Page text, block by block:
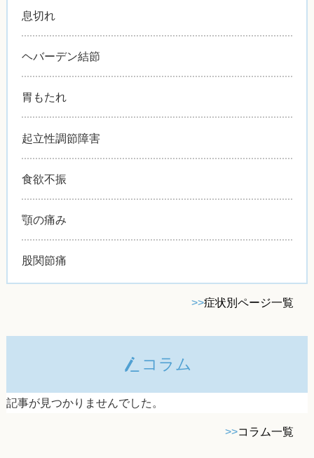
息切れ
ヘバーデン結節
胃もたれ
起立性調節障害
食欲不振
顎の痛み
股関節痛
>>症状別ページ一覧
コラム
記事が見つかりませんでした。
>>コラム一覧